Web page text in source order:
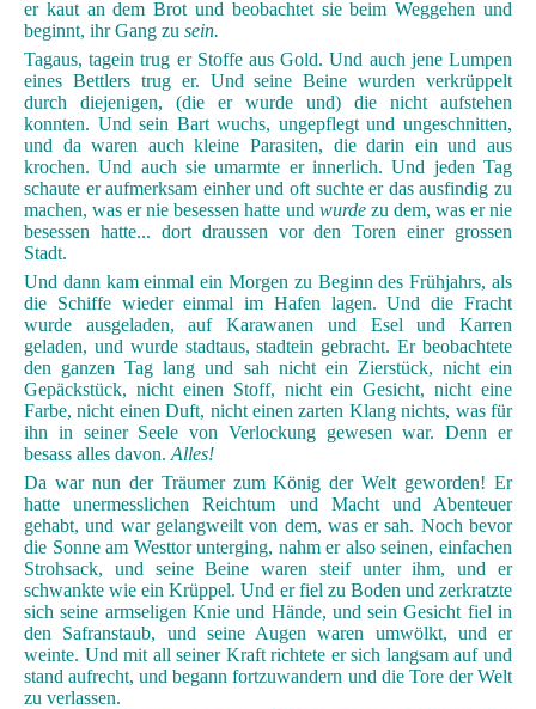
er kaut an dem Brot und beobachtet sie beim Weggehen und
beginnt, ihr Gang zu sein.
Tagaus, tagein trug er Stoffe aus Gold. Und auch jene Lumpen
eines Bettlers trug er. Und seine Beine wurden verkrüppelt
durch diejenigen, (die er wurde und) die nicht aufstehen
konnten. Und sein Bart wuchs, ungepflegt und ungeschnitten,
und da waren auch kleine Parasiten, die darin ein und aus
krochen. Und auch sie umarmte er innerlich. Und jeden Tag
schaute er aufmerksam einher und oft suchte er das ausfindig zu
machen, was er nie besessen hatte und wurde zu dem, was er nie
besessen hatte... dort draussen vor den Toren einer grossen
Stadt.
Und dann kam einmal ein Morgen zu Beginn des Frühjahrs, als
die Schiffe wieder einmal im Hafen lagen. Und die Fracht
wurde ausgeladen, auf Karawanen und Esel und Karren
geladen, und wurde stadtaus, stadtein gebracht. Er beobachtete
den ganzen Tag lang und sah nicht ein Zierstück, nicht ein
Gepäckstück, nicht einen Stoff, nicht ein Gesicht, nicht eine
Farbe, nicht einen Duft, nicht einen zarten Klang nichts, was für
ihn in seiner Seele von Verlockung gewesen war. Denn er
besass alles davon. Alles!
Da war nun der Träumer zum König der Welt geworden! Er
hatte unermesslichen Reichtum und Macht und Abenteuer
gehabt, und war gelangweilt von dem, was er sah. Noch bevor
die Sonne am Westtor unterging, nahm er also seinen, einfachen
Strohsack, und seine Beine waren steif unter ihm, und er
schwankte wie ein Krüppel. Und er fiel zu Boden und zerkratzte
sich seine armseligen Knie und Hände, und sein Gesicht fiel in
den Safranstaub, und seine Augen waren umwölkt, und er
weinte. Und mit all seiner Kraft richtete er sich langsam auf und
stand aufrecht, und begann fortzuwandern und die Tore der Welt
zu verlassen.